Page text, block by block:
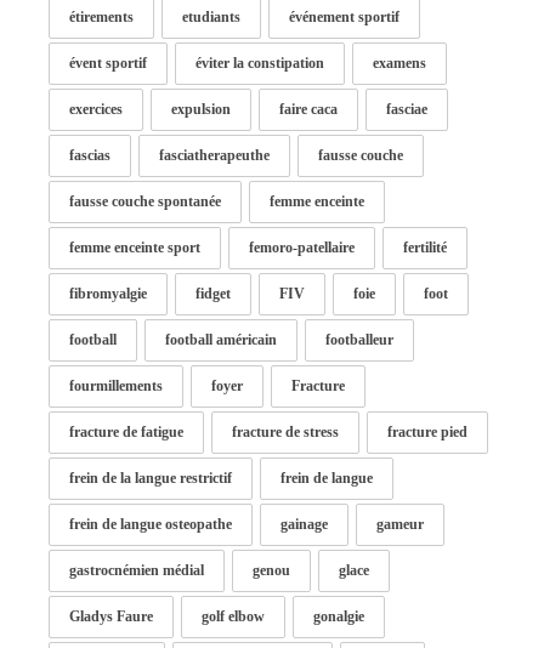
étirements etudiants événement sportif
évent sportif éviter la constipation examens
exercices expulsion faire caca fasciae
fascias fasciatherapeuthe fausse couche
fausse couche spontanée femme enceinte
femme enceinte sport femoro-patellaire fertilité
fibromyalgie fidget FIV foie foot
football football américain footballeur
fourmillements foyer Fracture
fracture de fatigue fracture de stress fracture pied
frein de la langue restrictif frein de langue
frein de langue osteopathe gainage gameur
gastrocnémien médial genou glace
Gladys Faure golf elbow gonalgie